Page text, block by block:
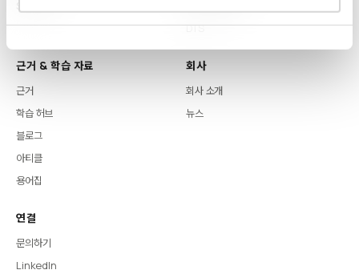
DTS
근거 & 학습 자료
근거
학습 허브
블로그
아티클
용어집
회사
회사 소개
뉴스
연결
문의하기
LinkedIn